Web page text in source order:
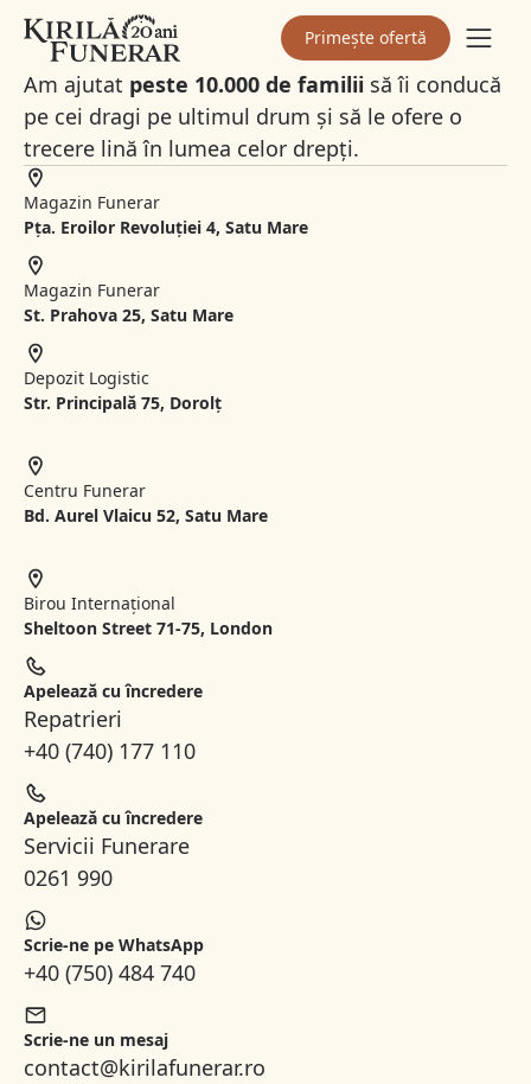
Primește ofertă
Am ajutat peste 10.000 de familii să îi conducă
pe cei dragi pe ultimul drum și să le ofere o
trecere lină în lumea celor drepți.
Magazin Funerar
Pța. Eroilor Revoluției 4, Satu Mare
Magazin Funerar
St. Prahova 25, Satu Mare
Depozit Logistic
Str. Principală 75, Dorolț
Centru Funerar
Bd. Aurel Vlaicu 52, Satu Mare
Birou Internațional
Sheltoon Street 71-75, London
Apelează cu încredere
Repatrieri
+40 (740) 177 110
Apelează cu încredere
Servicii Funerare
0261 990
Scrie-ne pe WhatsApp
+40 (750) 484 740
Scrie-ne un mesaj
contact@kirilafunerar.ro